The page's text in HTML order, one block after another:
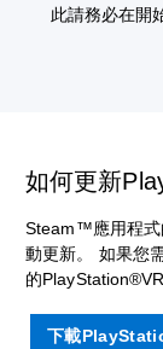
此請務必在開
如何更新
Steam™應用程式
動更新。 如果您
的
下載